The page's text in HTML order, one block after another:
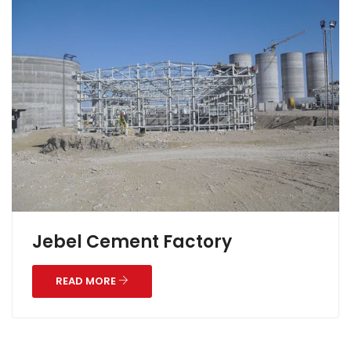
Jebel Cement Factory
READ MORE